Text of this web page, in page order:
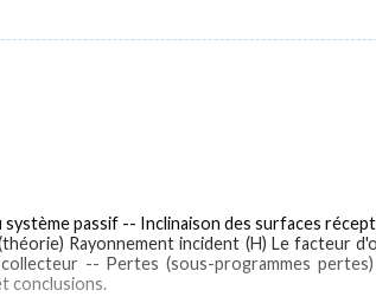
passif -- Inclinaison des surfaces
Rayonnement incident (H) Le facteur
-- Pertes (sous-programmes
conclusions.